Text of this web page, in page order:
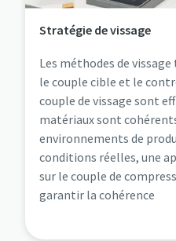
Stratégie de vissage
Les méthodes de
le couple cible et le
couple de vissage sont
matériaux sont
environnements de
conditions réelles, une
sur le couple de
garantir la cohérence